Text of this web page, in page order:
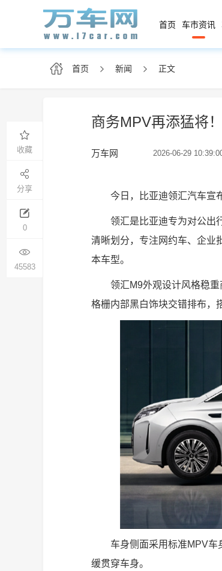
首页 车市资讯
首页 新闻 正文
商务MPV再添猛将
万车网 2026-06-29
收藏
分享
0
45583
今日，比亚迪领汇汽车宣
领汇是比亚迪专为对公出
清晰划分，专注网约车、企业
本车型。
领汇M9外观设计风格稳
格栅内部黑白饰块交错排布，
车身侧面采用标准MPV
缓贯穿车身。